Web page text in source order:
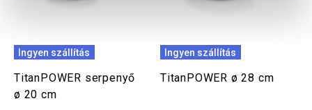
Ingyen szállítás
TitanPOWER serpenyő
ø 20 cm
Ingyen szállítás
TitanPOWER ø 28 cm